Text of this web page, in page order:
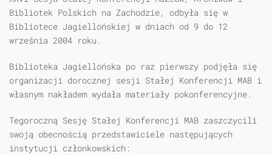
Bibliotek Polskich na Zachodzie, odbyła się w
Bibliotece Jagiellońskiej w dniach od 9 do 12
września 2004 roku.
Biblioteka Jagiellońska po raz pierwszy podjęła się
organizacji dorocznej sesji Stałej Konferencji MAB i
własnym nakładem wydała materiały pokonferencyjne.
Tegoroczną Sesję Stałej Konferencji MAB zaszczycili
swoją obecnością przedstawiciele następujących
instytucji członkowskich: